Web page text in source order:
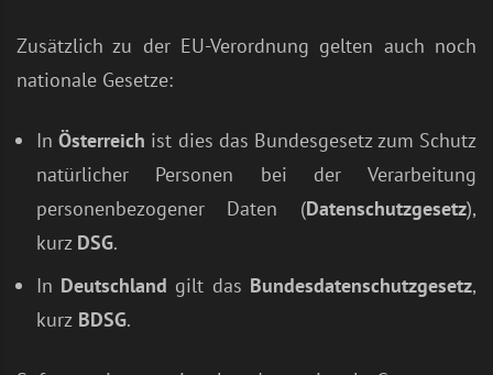
Zusätzlich zu der EU-Verordnung gelten auch noch
nationale Gesetze:
In Österreich ist dies das Bundesgesetz zum Schutz
natürlicher Personen bei der Verarbeitung
personenbezogener Daten (Datenschutzgesetz),
kurz DSG.
In Deutschland gilt das Bundesdatenschutzgesetz,
kurzBDSG.